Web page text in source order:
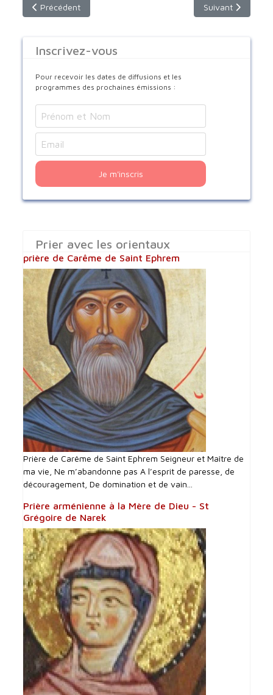
Article précédent : Mgr Ihor : un nouvel évêque Ukrainien en
Précédent Article suivant :
Suivant
Inscrivez-vous
Pour recevoir les dates de diffusions et les
programmes des prochaines émissions :
Je m'inscris
Prier avec les orientaux
prière de Carême de Saint Ephrem
Prière de Carême de Saint Ephrem Seigneur et Maître de
ma vie, Ne m’abandonne pas A l’esprit de paresse, de
découragement, De domination et de vain...
Prière arménienne à la Mère de Dieu - St
Grégoire de Narek